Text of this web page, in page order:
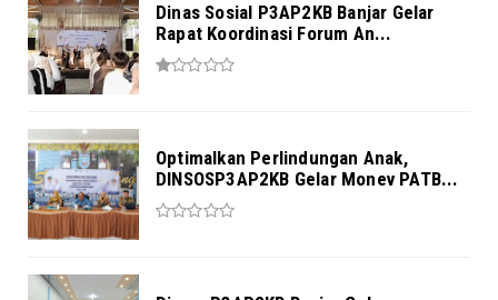
Dinas Sosial P3AP2KB Banjar Gelar
Rapat Koordinasi Forum An...
Optimalkan Perlindungan Anak,
DINSOSP3AP2KB Gelar Monev PATB...